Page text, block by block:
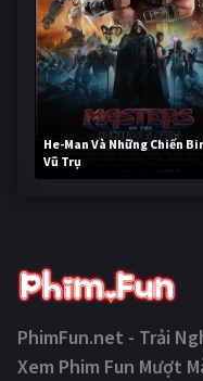
He-Man Và Những Chiến
Vũ Trụ
235,937 lượt xem
PhimFun.net - Trải
Xem Phim Fun Mượt